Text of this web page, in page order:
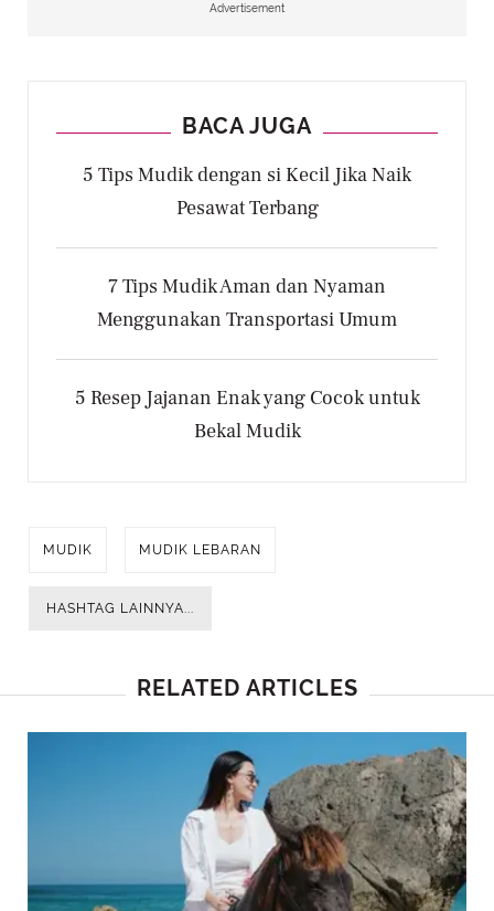
Advertisement
BACA JUGA
5 Tips Mudik dengan si Kecil Jika Naik
Pesawat Terbang
7 Tips Mudik Aman dan Nyaman
Menggunakan Transportasi Umum
5 Resep Jajanan Enak yang Cocok untuk
Bekal Mudik
MUDIK MUDIK LEBARAN
HASHTAG LAINNYA...
RELATED ARTICLES